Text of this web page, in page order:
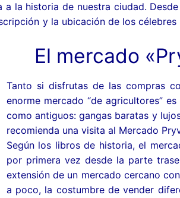
de Odesa
en Odesa: historia y actualidad
«lengua de Odesa», que en realidad
de Odesa
Filarmonía. El Circo
Galerías
de Odesa
hacer en Odesa
en Odesa
balnearios de la costa de Odesa
de Odesa. Las Clínicas
en Odesa
nacionales en Odesa
del sur de Ucrania
en la región de Odesa
Odesa. El Sur de Ucrania
(los productores de productos
Ruta del Vino y del Sabor de la
Sabor del Sur»
de Ucrania
hacer en Mykolaiv
hacer en Lviv (Leópolis)
hacer en Lutsk
hacer en Dnipro
de Ucrania: el Escudo, la
dinero ucraniano
la frontera por extranjeros y
aduanera
la historia de nuestra ciudad.
y la ubicación de los
El mercado
Tanto si disfrutas de las compras
enorme mercado “de agricultores”
como antiguos: gangas baratas y
recomienda una visita al Mercado
Según los libros de historia, el
por primera vez desde la parte
extensión de un mercado cercano
a poco, la costumbre de vender